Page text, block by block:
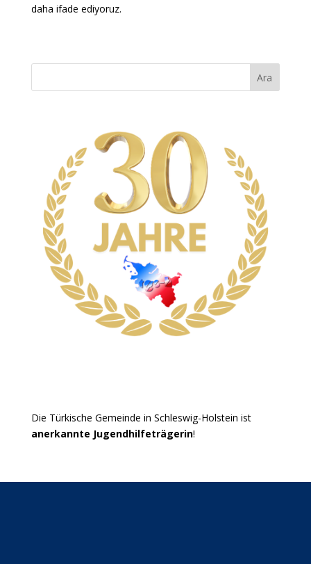
daha ifade ediyoruz.
Ara
Die Türkische Gemeinde in Schleswig-Holstein ist
anerkannte Jugendhilfeträgerin!